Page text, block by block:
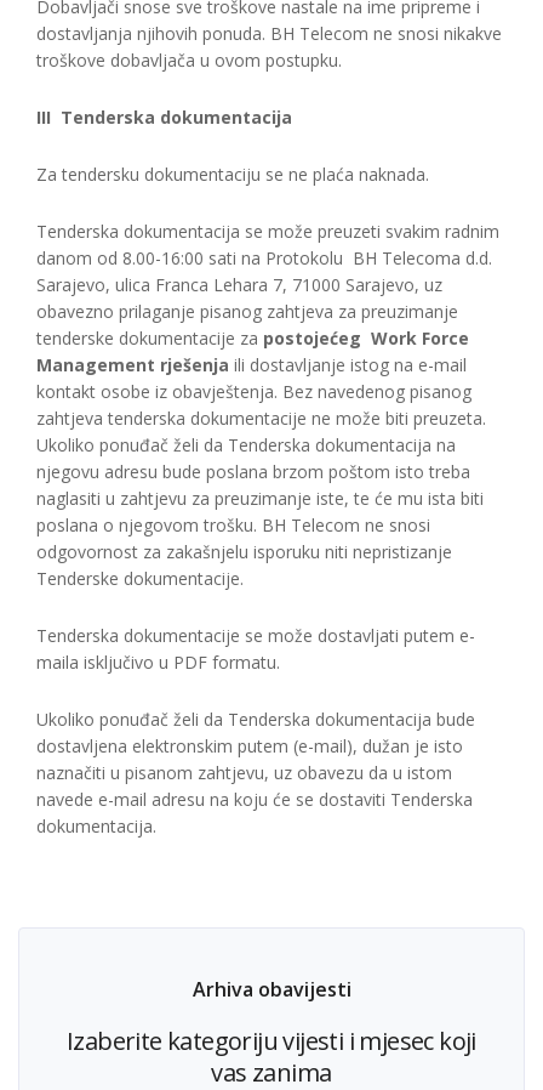
Dobavljači snose sve troškove nastale na ime pripreme i
dostavljanja njihovih ponuda. BH Telecom ne snosi nikakve
troškove dobavljača u ovom postupku.
III Tenderska dokumentacija
Za tendersku dokumentaciju se ne plaća naknada.
Tenderska dokumentacija se može preuzeti svakim radnim
danom od 8.00-16:00 sati na Protokolu BH Telecoma d.d.
Sarajevo, ulica Franca Lehara 7, 71000 Sarajevo, uz
obavezno prilaganje pisanog zahtjeva za preuzimanje
tenderske dokumentacije za postojećeg Work Force
Management rješenja ili dostavljanje istog na e-mail
kontakt osobe iz obavještenja. Bez navedenog pisanog
zahtjeva tenderska dokumentacije ne može biti preuzeta.
Ukoliko ponuđač želi da Tenderska dokumentacija na
njegovu adresu bude poslana brzom poštom isto treba
naglasiti u zahtjevu za preuzimanje iste, te će mu ista biti
poslana o njegovom trošku. BH Telecom ne snosi
odgovornost za zakašnjelu isporuku niti nepristizanje
Tenderske dokumentacije.
Tenderska dokumentacije se može dostavljati putem e-
maila isključivo u PDF formatu.
Ukoliko ponuđač želi da Tenderska dokumentacija bude
dostavljena elektronskim putem (e-mail), dužan je isto
naznačiti u pisanom zahtjevu, uz obavezu da u istom
navede e-mail adresu na koju će se dostaviti Tenderska
dokumentacija.
Arhiva obavijesti
Izaberite kategoriju vijesti i mjesec koji
vas zanima